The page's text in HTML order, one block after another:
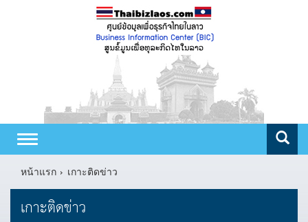
Toggle
navigation
หน้าแรก
เกาะติดข่าว
เกาะติดข่าว